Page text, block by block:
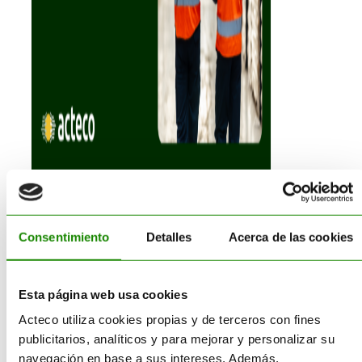
Consentimiento Detalles Acerca de las cookies
Esta página web usa cookies
Acteco utiliza cookies propias y de terceros con fines
publicitarios, analíticos y para mejorar y personalizar su
navegación en base a sus intereses. Además,
Consejero de
Seguridad: Guía
Actualizada ADR
2025